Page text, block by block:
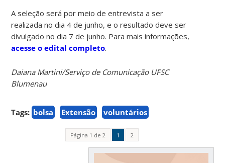
A seleção será por meio de entrevista a ser
realizada no dia 4 de junho, e o resultado deve ser
divulgado no dia 7 de junho. Para mais informações,
acesse o edital completo.
Daiana Martini/Serviço de Comunicação UFSC
Blumenau
Tags: bolsa Extensão voluntários
Página 1 de 2 1 2